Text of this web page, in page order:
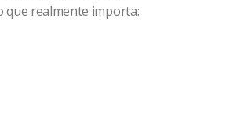
que realmente importa: